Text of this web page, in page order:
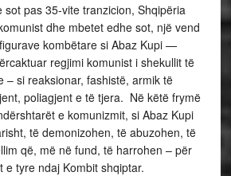
sot pas 35-vite tranzicion, Shqipëria
dhe mbetet edhe sot, një vend
kombëtare si Abaz Kupi —
regjimi komunist i shekullit të
– si reaksionar, fashistë, armik të
poliagjent e të tjera. Në këtë frymë
e komunizmit, si Abaz Kupi
të demonizohen, të abuzohen, të
që, më në fund, të harrohen – për
e tyre ndaj Kombit shqiptar.